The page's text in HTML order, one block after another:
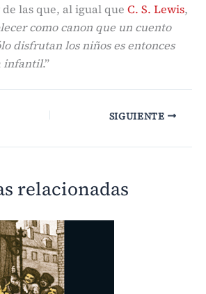
las que, al igual que C. S. Lewis,
como canon que un cuento
disfrutan los niños es entonces
infantil.”
SIGUIENTE
relacionadas